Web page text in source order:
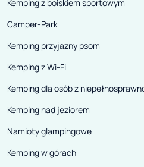
Kemping z boiskiem sportowym
Camper-Park
Kemping przyjazny psom
Kemping z Wi-Fi
Kemping dla osób z
Kemping nad jeziorem
Namioty glampingowe
Kemping w górach